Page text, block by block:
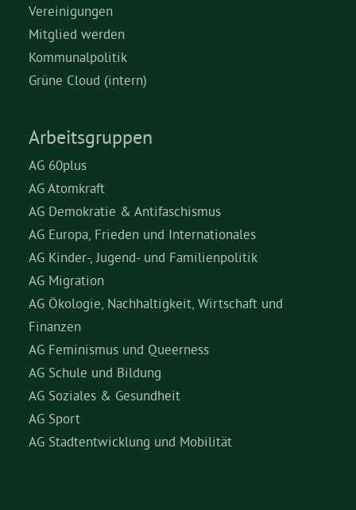
Vereinigungen
Mitglied werden
Kommunalpolitik
Grüne Cloud (intern)
Arbeitsgruppen
AG 60plus
AG Atomkraft
AG Demokratie & Antifaschismus
AG Europa, Frieden und Internationales
AG Kinder-, Jugend- und Familienpolitik
AG Migration
AG Ökologie, Nachhaltigkeit, Wirtschaft und
Finanzen
AG Feminismus und Queerness
AG Schule und Bildung
AG Soziales & Gesundheit
AG Sport
AG Stadtentwicklung und Mobilität